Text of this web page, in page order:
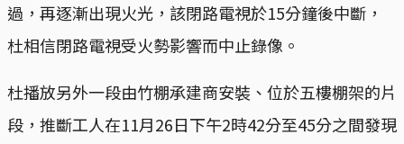
過，再逐漸出現火光，該閉路電視於15分鐘後中斷，
杜相信閉路電視受火勢影響而中止錄像。
杜播放另外一段由竹棚承建商安裝、位於五樓棚架的片
段，推斷工人在11月26日下午2時42分至45分之間發現